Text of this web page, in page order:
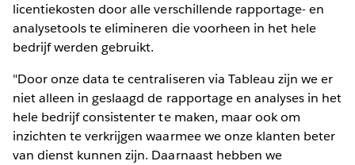
licentiekosten door alle verschillende rapportage- en
analysetools te elimineren die voorheen in het hele
bedrijf werden gebruikt.
"Door onze data te centraliseren via Tableau zijn we er
niet alleen in geslaagd de rapportage en analyses in het
hele bedrijf consistenter te maken, maar ook om
inzichten te verkrijgen waarmee we onze klanten beter
van dienst kunnen zijn. Daarnaast hebben we